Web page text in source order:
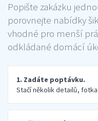
Popište zakázku
porovnejte nabídky
vhodné pro menší
odkládané domácí
1. Zadáte poptávku.
Stačí několik detailů,